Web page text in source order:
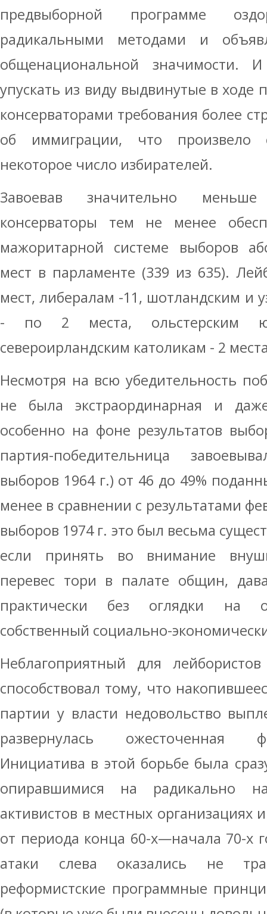
предвыборной программе
радикальными методами и
общенациональной значимости.
упускать из виду выдвинутые в
консерваторами требования более
об иммиграции, что произвело
некоторое число избирателей.
Завоевав значительно
консерваторы тем не менее
мажоритарной системе выборов
мест в парламенте (339 из 635).
мест, либералам -11, шотландским и
- по 2 места, ольстерским
североирландским католикам - 2
Несмотря на всю убедительность
не была экстраординарная и
особенно на фоне результатов
партия-победительница
выборов 1964 г.) от 46 до 49%
менее в сравнении с результатами
выборов 1974 г. это был весьма
если принять во внимание
перевес тори в палате общин,
практически без оглядки на
собственный социально-
Неблагоприятный для
способствовал тому, что
партии у власти недовольство
развернулась ожесточенная
Инициатива в этой борьбе была
опиравшимися на радикально
активистов в местных организациях
от периода конца 60-х—начала 70-х
атаки слева оказались не
реформистские программные